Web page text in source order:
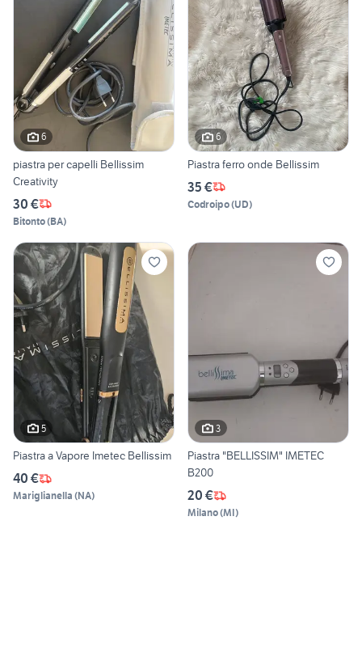
6
piastra per capelli Bellissim
Creativity
30 €
Bitonto(BA)
6
Piastra ferro onde Bellissim
35 €
Codroipo(UD)
5
Piastra a Vapore Imetec Bellissim
40 €
Mariglianella (NA)
3
Piastra "BELLISSIM" IMETEC
B200
20 €
Milano(MI)